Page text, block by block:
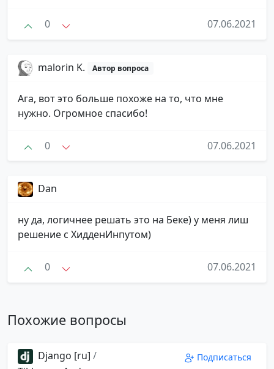
0 07.06.2021
malorin K. Автор вопроса
Ага, вот это больше похоже на то, что мне
нужно. Огромное спасибо!
0 07.06.2021
Dan
ну да, логичнее решать это на Беке) у меня лиш
решение с ХидденИнпутом)
0 07.06.2021
Похожие вопросы
Django [ru] /
Подписаться